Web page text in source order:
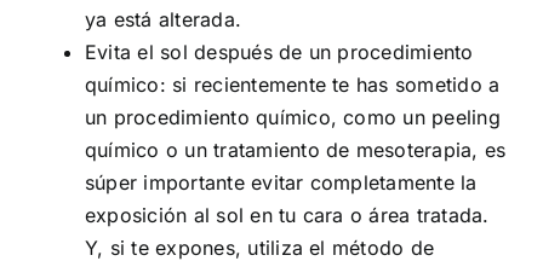
ya está alterada.
Evita el sol después de un procedimiento
químico: si recientemente te has sometido a
un procedimiento químico, como un peeling
químico o un tratamiento de mesoterapia, es
súper importante evitar completamente la
exposición al sol en tu cara o área tratada.
Y, si te expones, utiliza el método de